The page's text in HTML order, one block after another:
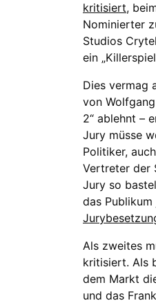
kritisiert,
Nominierter
Studios
ein
Dies vermag
von
2“ ablehnt –
Jury müsse
Politiker,
Vertreter der
Jury so
das
Als zweites
kritisiert. Als
dem Markt
und das